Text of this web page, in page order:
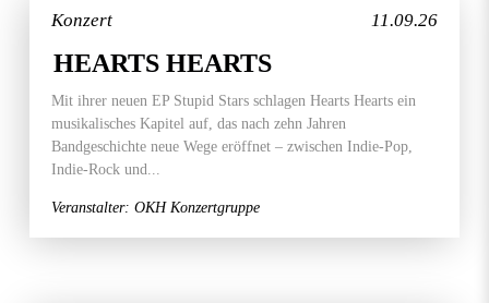
11.09.26
Konzert
HEARTS HEARTS
Mit ihrer neuen EP Stupid Stars schlagen Hearts Hearts ein
musikalisches Kapitel auf, das nach zehn Jahren
Bandgeschichte neue Wege eröffnet – zwischen Indie-Pop,
Indie-Rock und...
Veranstalter: OKH Konzertgruppe